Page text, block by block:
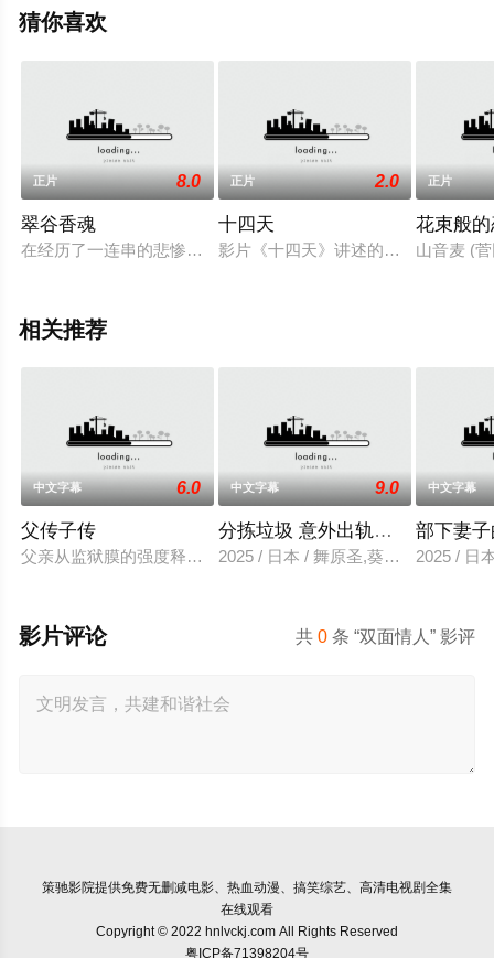
结局剧情已揭晓（1-1全集），手机免费观看高清无删减完
猜你喜欢
正片 8.0
翠谷香魂
在经历了一连串的悲惨遭遇后，艾博（安东尼•博金斯 Anthony
正片 2.0
十四天
影片《十四天》讲述的是2020年的
正片
花束般
山音麦 (
相关推荐
中文字幕 6.0
父传子传
父亲从监狱膜的强度释放，并在六年内回国包含的故事单独
中文字幕 9.0
分拣垃圾 意外出轨性爱
2025 / 日本 / 舞原圣,葵悠太
中文字幕
部下妻
2025 / 日
共0 条 “双面情人” 影评
影片评论
策驰影院提供免费无删减电影、热血动漫、搞笑综艺、高清电视剧全集
在线观看
Copyright © 2022 hnlvckj.com All Rights Reserved
粤ICP备71398204号